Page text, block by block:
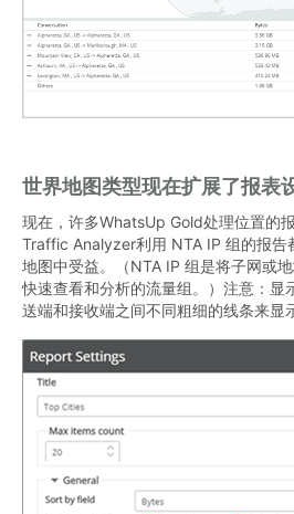
世界地图类型现在扩展了报表
现在，许多WhatsUp Gold处理位置的
Traffic Analyzer利用 NTA IP 组的报告
地图中受益。（NTA IP 组是将子网或
快速查看和分析的流量组。）注意：显
送端和接收端之间不同粗细的线条来显